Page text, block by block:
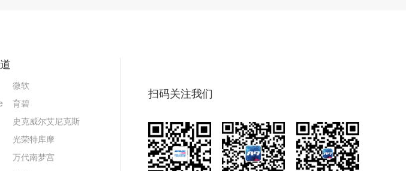
微软
育碧
史克威尔艾尼克斯
光荣特库摩
万代南梦宫
扫码关注我们